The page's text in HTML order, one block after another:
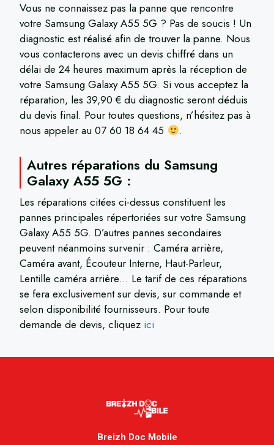
Vous ne connaissez pas la panne que rencontre
votre Samsung Galaxy A55 5G ? Pas de soucis ! Un
diagnostic est réalisé afin de trouver la panne. Nous
vous contacterons avec un devis chiffré dans un
délai de 24 heures maximum après la réception de
votre Samsung Galaxy A55 5G. Si vous acceptez la
réparation, les 39,90 € du diagnostic seront déduis
du devis final. Pour toutes questions, n’hésitez pas à
nous appeler au 07 60 18 64 45
.
Autres réparations du Samsung
Galaxy A55 5G :
Les réparations citées ci-dessus constituent les
pannes principales répertoriées sur votre Samsung
Galaxy A55 5G. D’autres pannes secondaires
peuvent néanmoins survenir : Caméra arrière,
Caméra avant, Écouteur Interne, Haut-Parleur,
Lentille caméra arrière… Le tarif de ces réparations
se fera exclusivement sur devis, sur commande et
selon disponibilité fournisseurs. Pour toute
demande de devis, cliquez ici
Breizh Doc Mobile